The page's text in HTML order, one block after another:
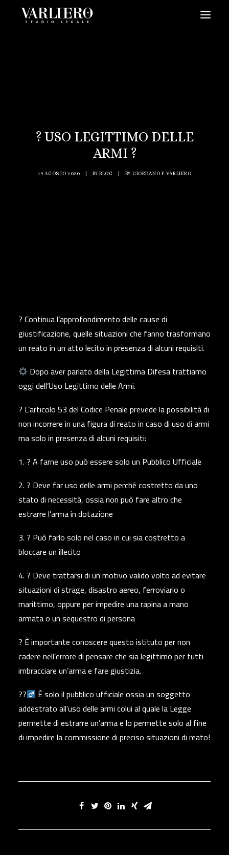
VIDEO
PRENDI UN APPUNTAMENTO
? USO LEGITTIMO DELLE
ARMI ?
19 AGOSTO 2020 IN BLOG BY GIORDANO F. VARLIERO
? Continua l’approfondimento delle cause di
giustificazione, quelle situazioni che fanno trasformano
un reato in un atto lecito in presenza di alcuni requisiti.
Dopo aver parlato della Legittima Difesa trattiamo
oggi dell’Uso Legittimo delle Armi.
? L’articolo 53 del Codice Penale prevede la possibilità di
non incorrere in una figura di reato in caso di uso di armi
ma solo in presenza di alcuni requisiti:
1. ? A farne uso può essere solo un Pubblico Ufficiale
2. ? Deve far uso delle armi perché costretto da uno
stato di necessità, ossia non può fare altro che
estrarre l’arma in dotazione
3. ? Può farlo solo nel caso in cui sia costretto a
bloccare un illecito
4. ? Deve trattarsi di un motivo valido volto ad evitare
situazioni di strage, disastro aereo, ferroviario o
marittimo, oppure per impedire una rapina a mano
armata o un sequestro di persona
? È importante conoscere questo istituto per non
cadere nell’errore di pensare che sia legittimo per tutti
imbracciare un’arma e fare giustizia.
??‍
È solo il pubblico ufficiale ossia un soggetto
addestrato all’uso delle armi colui al quale la Legge
permette di estrarre un’arma e lo permette solo al fine
di impedire la commissione di preciso situazioni di reato!